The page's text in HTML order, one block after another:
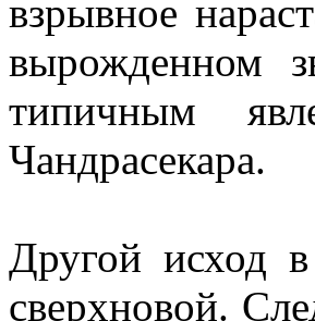
взрывное
вырожденном
типичным
Чандрасекара.
Другой исход
сверхновой.